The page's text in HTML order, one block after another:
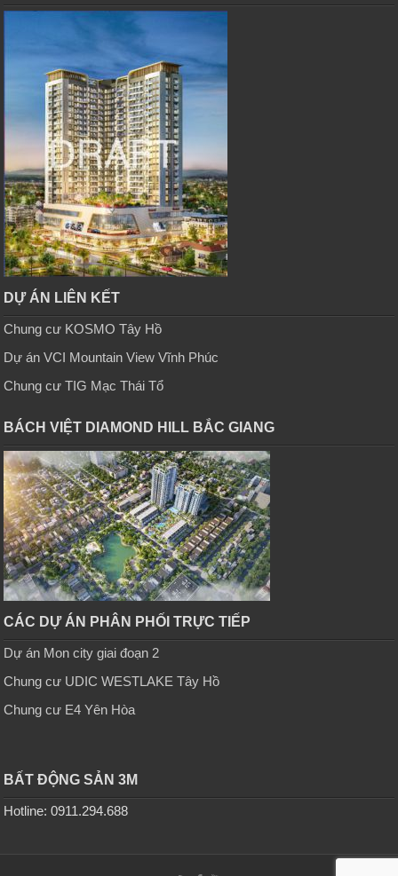
DỰ ÁN LIÊN KẾT
Chung cư KOSMO Tây Hồ
Dự án VCI Mountain View Vĩnh Phúc
Chung cư TIG Mạc Thái Tổ
BÁCH VIỆT DIAMOND HILL BẮC GIANG
CÁC DỰ ÁN PHÂN PHỐI TRỰC TIẾP
Dự án Mon city giai đoạn 2
Chung cư UDIC WESTLAKE Tây Hồ
Chung cư E4 Yên Hòa
BẤT ĐỘNG SẢN 3M
Hotline: 0911.294.688